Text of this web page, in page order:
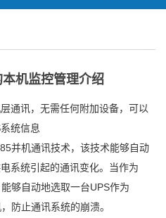
机监控管理介绍
通讯，无需任何附加设备，可以
统信息
并机通讯技术，该技术能够自动
系统引起的通讯变化。当作为
够自动地选取一台UPS作为
防止通讯系统的崩溃。